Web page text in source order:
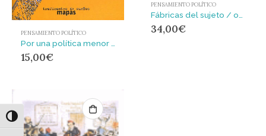
Alternar alto contraste
PENSAMIENTO POLÍTICO
15,00€
PENSAMIENTO POLÍTICO
34,00€